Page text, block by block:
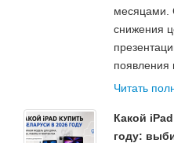
месяцами.
снижения
появления
Читать
Какой
году: